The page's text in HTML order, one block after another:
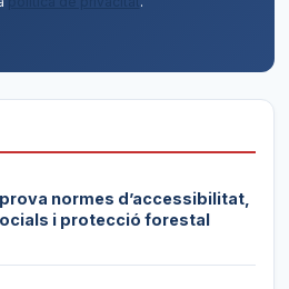
normes d’accessibilitat,
i protecció forestal